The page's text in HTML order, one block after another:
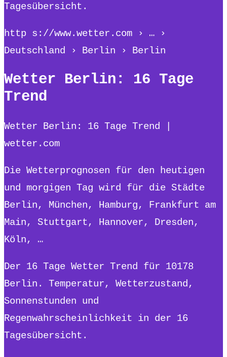
Tagesübersicht.
http s://www.wetter.com › … ›
Deutschland › Berlin › Berlin
Wetter Berlin: 16 Tage
Trend
Wetter Berlin: 16 Tage Trend |
wetter.com
Die Wetterprognosen für den heutigen
und morgigen Tag wird für die Städte
Berlin, München, Hamburg, Frankfurt am
Main, Stuttgart, Hannover, Dresden,
Köln, …
Der 16 Tage Wetter Trend für 10178
Berlin. Temperatur, Wetterzustand,
Sonnenstunden und
Regenwahrscheinlichkeit in der 16
Tagesübersicht.